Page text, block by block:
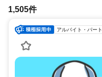
1,505件
アルバイト・パート